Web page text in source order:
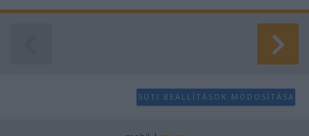
SÜTI BEÁLLÍTÁSOK MÓDOSÍTÁSA